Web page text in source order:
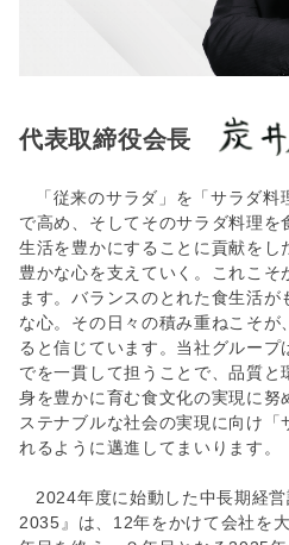
代表取締役会長
「従来のサラダ」を「サラダ
で高め、そしてそのサラダ料理
生活を豊かにすることに貢献をし
豊かな心を支えていく。これこ
ます。バランスのとれた食生活
な心。その日々の積み重ねこそ
ると信じています。当社グループ
でを一貫して担うことで、品質
身を豊かに育む食文化の実現に
ステナブルな社会の実現に向け「
れるように邁進してまいります。
2024年度に始動した中長期経
2035』は、12年をかけて会社を